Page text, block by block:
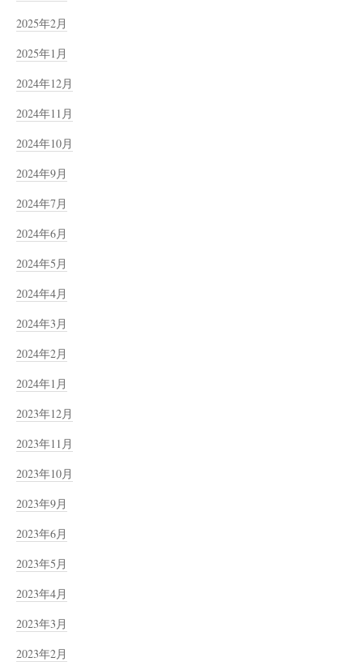
2025年2月
2025年1月
2024年12月
2024年11月
2024年10月
2024年9月
2024年7月
2024年6月
2024年5月
2024年4月
2024年3月
2024年2月
2024年1月
2023年12月
2023年11月
2023年10月
2023年9月
2023年6月
2023年5月
2023年4月
2023年3月
2023年2月